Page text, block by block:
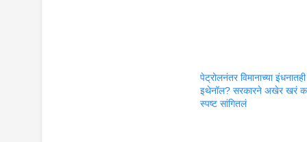
पेट्रोलनंतर विमानाच्या इंधनातही
इथेनॉल? सरकारने अखेर खरं
स्पष्ट सांगितलं